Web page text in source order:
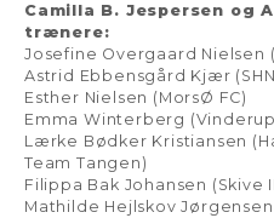
Camilla B. Jespersen og
trænere:
Josefine Overgaard Nielsen
Astrid Ebbensgård Kjær
Esther Nielsen (MorsØ FC)
Emma Winterberg (Vinderup
Lærke Bødker Kristiansen
Team Tangen)
Filippa Bak Johansen (Skive
Mathilde Hejlskov